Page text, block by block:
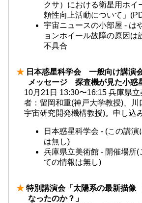
クサ）における衛星用ホイ
頼性向上活動について」
宇宙ニュースの小部屋 - は
ョンホイール故障の原因は
不具合
★ 日本惑星科学会 一般向け講演
メッセージ 探査機が見た小惑
10月21日 13:30〜16:15 兵庫県
者：留岡和重(神戸大学教授)、川
宇宙研究開発機構教授)。申し込
日本惑星科学会 - (この講演
は無し)
兵庫県立美術館 - 開催場所(
ての情報は無し)
★ 特別講演会「太陽系の最新描像
なったのか？」